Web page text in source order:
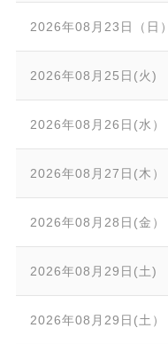
2026年08月23日（日）
2026年08月25日(火)
2026年08月26日(水）
2026年08月27日(木）
2026年08月28日(金）
2026年08月29日(土)
2026年08月29日(土）